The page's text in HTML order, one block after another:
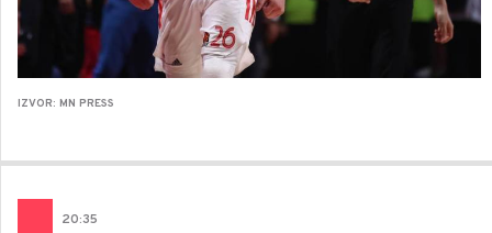
IZVOR: MN PRESS
20:35